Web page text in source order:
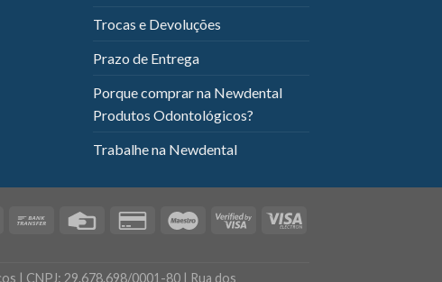
Trocas e Devoluções
Prazo de Entrega
Porque comprar na Newdental
Produtos Odontológicos?
Trabalhe na Newdental
| CNPJ: 29.678.698/0001-80 | Rua dos